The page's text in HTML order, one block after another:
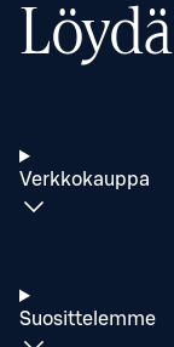
Löydä
Verkkokauppa
Suosittelemme